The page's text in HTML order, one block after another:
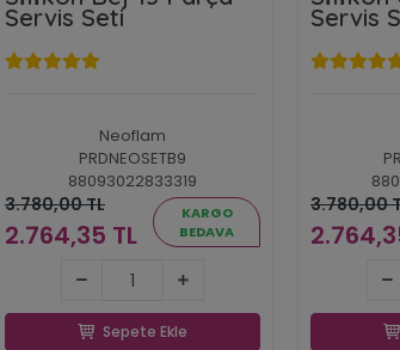
Servis Seti
Neoflam
PRDNEOSETB9
88093022833319
3.780,00 TL
2.764,35 TL
KARGO
BEDAVA
Sepete Ekle
Servis
3.780,00